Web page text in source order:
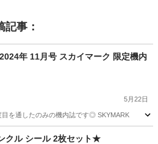
事：
年 11月号 スカイマーク 限定機内
5月22日
を通したのみの機内誌です◎ SKYMARK
雑誌
クル シール 2枚セット★